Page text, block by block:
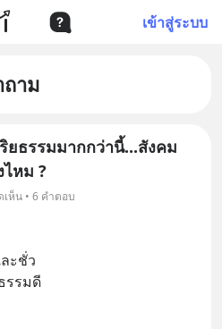
เข้าสู่ระบบ
าม
ธรรมมากกว่านี้...สังคม
หม ?
เห็น • 6 คำตอบ
ะชั่ว
รรมดี